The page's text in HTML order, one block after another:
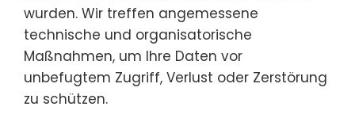
wurden. Wir treffen angemessene
technische und organisatorische
Maßnahmen, um Ihre Daten vor
unbefugtem Zugriff, Verlust oder Zerstörung
zu schützen.